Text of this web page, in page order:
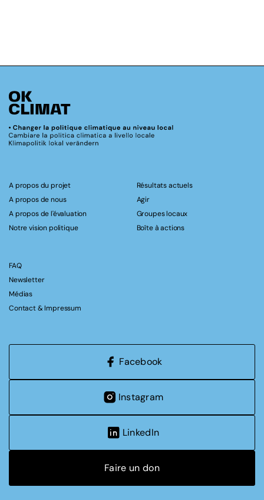
A propos du projet
A propos de nous
A propos de l'évaluation
Notre vision politique
Résultats actuels
Agir
Groupes locaux
Boîte à actions
FAQ
Newsletter
Médias
Contact & Impressum
Facebook
Instagram
LinkedIn
Faire un don